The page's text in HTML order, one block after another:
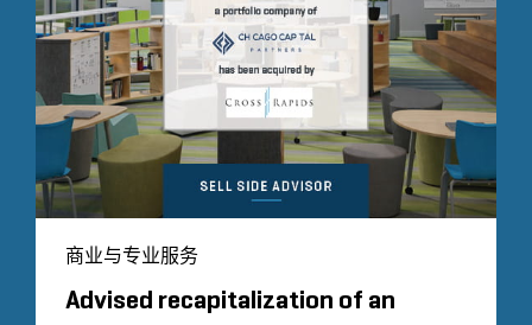
商业与专业服务
Advised recapitalization of an